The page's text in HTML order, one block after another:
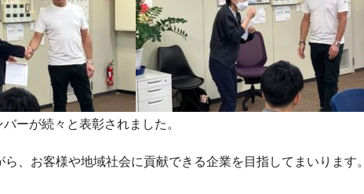
ーが続々と表彰されました。
、お客様や地域社会に貢献できる企業を目指してまいります。